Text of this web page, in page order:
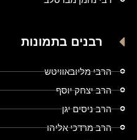
רבנים בתמונות
הרבי מליובאוויטש
הרב יצחק יוסף
הרב ניסים יגן
הרב מרדכי אליהו